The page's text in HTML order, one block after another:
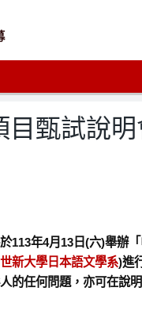
目甄試說明
113年4月13日(六)舉辦
世新大學日本語文學系)進
的任何問題，亦可在說